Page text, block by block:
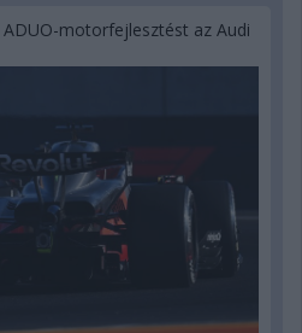
motorfejlesztést az Audi